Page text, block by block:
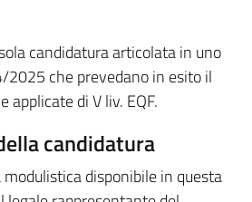
candidatura articolata in uno
2025 che prevedano in esito il
applicate di V liv. EQF.
candidatura
disponibile in questa